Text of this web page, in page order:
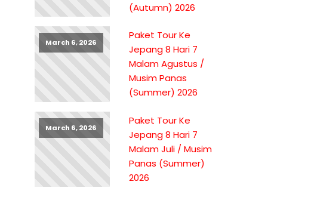
(Autumn) 2026
March 6, 2026
Paket Tour Ke
Jepang 8 Hari 7
Malam Agustus /
Musim Panas
(Summer) 2026
March 6, 2026
Paket Tour Ke
Jepang 8 Hari 7
Malam Juli / Musim
Panas (Summer)
2026